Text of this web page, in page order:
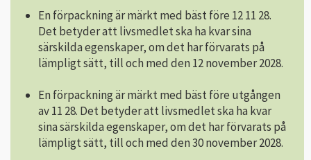
En förpackning är märkt med bäst före 12 11 28.
Det betyder att livsmedlet ska ha kvar sina
särskilda egenskaper, om det har förvarats på
lämpligt sätt, till och med den 12 november 2028.
En förpackning är märkt med bäst före utgången
av 11 28. Det betyder att livsmedlet ska ha kvar
sina särskilda egenskaper, om det har förvarats på
lämpligt sätt, till och med den 30 november 2028.